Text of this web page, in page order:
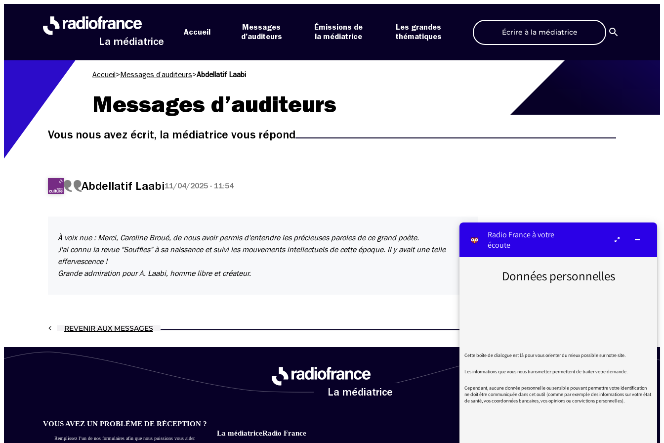
La médiatrice
Accueil
Messages
d’auditeurs
Émissions de
la médiatrice
Les grandes
thématiques
Écrire à la médiatrice
Recherche
Accueil > Messages d’auditeurs>Abdellatif Laabi
Messages d’auditeurs
Vous nous avez écrit, la médiatrice vous répond
Abdellatif Laabi11/04/2025 - 11:54
À voix nue : Merci, Caroline Broué, de nous avoir permis d'entendre les précieuses paroles de ce grand poète.
J'ai connu la revue "Souffles" à sa naissance et suivi les mouvements intellectuels de cette époque. Il y avait une telle
effervescence !
Grande admiration pour A. Laabi, homme libre et créateur.
REVENIR AUX MESSAGES
La médiatrice
VOUS AVEZ UN PROBLÈME DE RÉCEPTION ?
Remplissez l’un de nos formulaires afin que nous puissions vous aider.
La médiatriceRadio France
Radio France à votre
écoute
Données personnelles
Cette boîte de dialogue est là pour vous orienter du mieux possible sur notre site.
Les informations que vous nous transmettez permettent de traiter votre demande.
Cependant, aucune donnée personnelle ou sensible pouvant permettre votre identification
ne doit être communiquée dans cet outil (comme par exemple des informations sur votre état
de santé, vos coordonnées bancaires, vos opinions ou convictions personnelles).